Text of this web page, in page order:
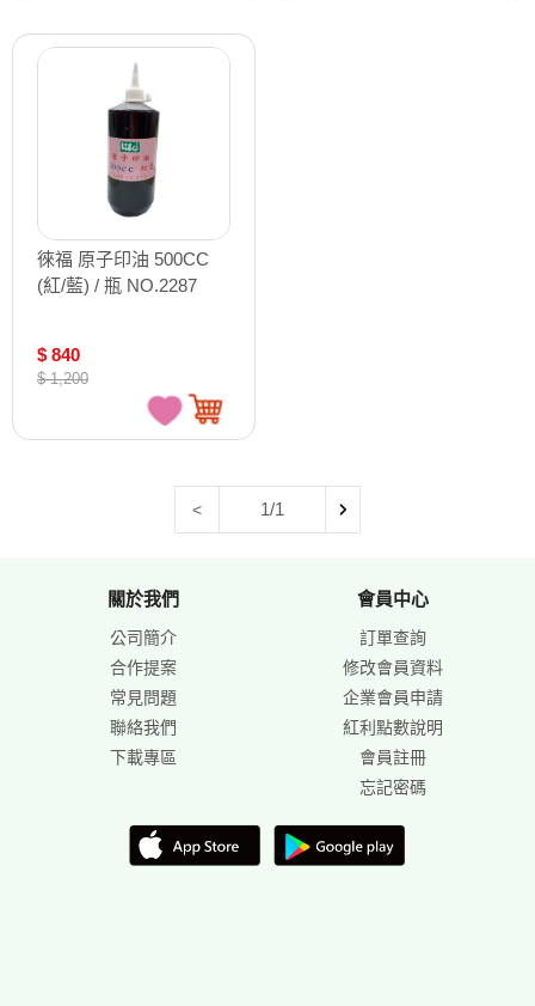
徠福 原子印油 500CC
(紅/藍) / 瓶 NO.2287
$ 840
$ 1,200
< 1/1
關於我們
公司簡介
合作提案
常見問題
聯絡我們
下載專區
會員中心
訂單查詢
修改會員資料
企業會員申請
紅利點數說明
會員註冊
忘記密碼